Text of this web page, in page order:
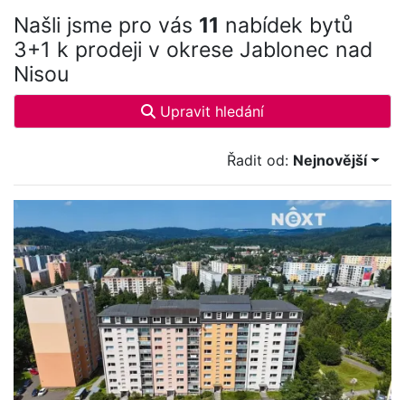
Našli jsme pro vás 11 nabídek bytů
3+1 k prodeji v okrese Jablonec nad
Nisou
Upravit hledání
Řadit od: Nejnovější